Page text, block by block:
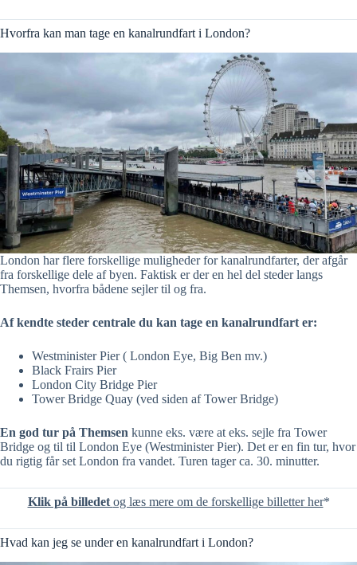
Hvorfra kan man tage en kanalrundfart i London?
London har flere forskellige muligheder for kanalrundfarter, der afgår
fra forskellige dele af byen. Faktisk er der en hel del steder langs
Themsen, hvorfra bådene sejler til og fra.
Af kendte steder centrale du kan tage en kanalrundfart er:
Westminister Pier ( London Eye, Big Ben mv.)
Black Frairs Pier
London City Bridge Pier
Tower Bridge Quay (ved siden af Tower Bridge)
En god tur på Themsen kunne eks. være at eks. sejle fra Tower
Bridge og til til London Eye (Westminister Pier). Det er en fin tur, hvor
du rigtig får set London fra vandet. Turen tager ca. 30. minutter.
Klik på billedet og læs mere om de forskellige billetter her*
Hvad kan jeg se under en kanalrundfart i London?